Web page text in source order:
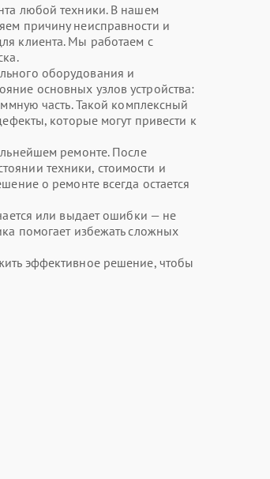
любой техники. В нашем
причину неисправности и
клиента. Мы работаем с
оборудования и
основных узлов устройства:
часть. Такой комплексный
которые могут привести к
ремонте. После
техники, стоимости и
о ремонте всегда остается
или выдает ошибки — не
помогает избежать сложных
эффективное решение, чтобы